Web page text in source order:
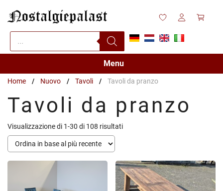
contenuto
Products
search
Menu
Home / Nuovo / Tavoli / Tavoli da pranzo
Tavoli da pranzo
Visualizzazione di 1-30 di 108 risultatiOrdina
più
recente